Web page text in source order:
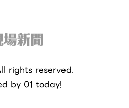
rights reserved.
by 01 today!